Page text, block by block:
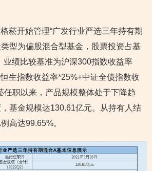
菘开始管理“广发行业严选三年持有期
型为偏股混合型基金，股票投资占基
业绩比较基准为沪深300指数收益率
生指数收益率*25%+中证全债指数收
任职以来，产品规模整体处于下降趋
基金规模达130.61亿元。从持有人结
高达99.65%。